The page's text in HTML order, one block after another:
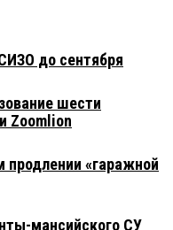
до сентября
шести
Zoomlion
продлении «гаражной
мансийского СУ